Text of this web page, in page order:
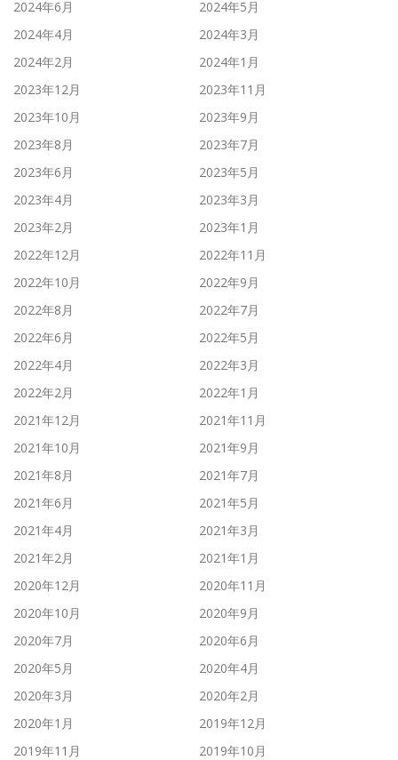
2024年6月
2024年5月
2024年4月
2024年3月
2024年2月
2024年1月
2023年12月
2023年11月
2023年10月
2023年9月
2023年8月
2023年7月
2023年6月
2023年5月
2023年4月
2023年3月
2023年2月
2023年1月
2022年12月
2022年11月
2022年10月
2022年9月
2022年8月
2022年7月
2022年6月
2022年5月
2022年4月
2022年3月
2022年2月
2022年1月
2021年12月
2021年11月
2021年10月
2021年9月
2021年8月
2021年7月
2021年6月
2021年5月
2021年4月
2021年3月
2021年2月
2021年1月
2020年12月
2020年11月
2020年10月
2020年9月
2020年7月
2020年6月
2020年5月
2020年4月
2020年3月
2020年2月
2020年1月
2019年12月
2019年11月
2019年10月